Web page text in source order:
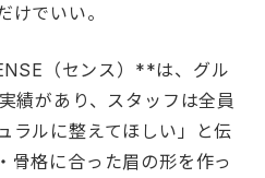
けでいい。
（センス）**は、グル
績があり、スタッフは全員
ラルに整えてほしい」と伝
骨格に合った眉の形を作っ